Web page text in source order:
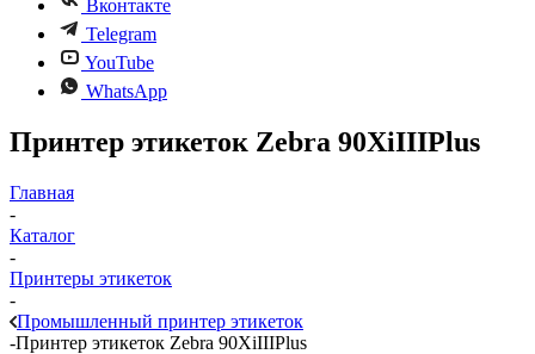
Вконтакте
Telegram
YouTube
WhatsApp
Принтер этикеток Zebra 90XiIIIPlus
Главная
-
Каталог
-
Принтеры этикеток
-
Промышленный принтер этикеток
-Принтер этикеток Zebra 90XiIIIPlus